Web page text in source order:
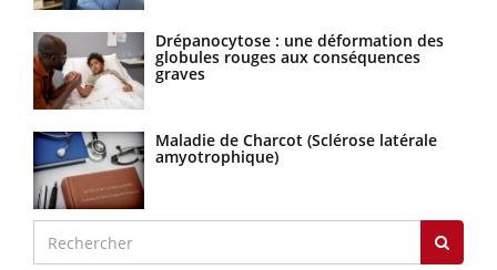
Drépanocytose : une déformation des
globules rouges aux conséquences
graves
Maladie de Charcot (Sclérose latérale
amyotrophique)